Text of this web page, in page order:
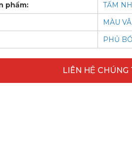
phẩm:
TẤM
MÀU
PHỦ
LIÊN HỆ CHÚNG